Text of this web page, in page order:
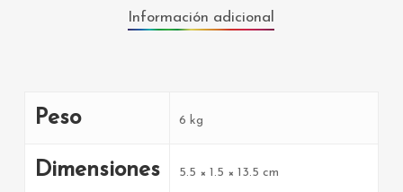
Información adicional
Peso 6 kg
Dimensiones 5.5 × 1.5 × 13.5 cm